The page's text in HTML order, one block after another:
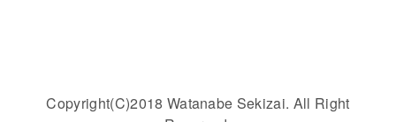
Copyright(C)2018 Watanabe Sekizai. All Right